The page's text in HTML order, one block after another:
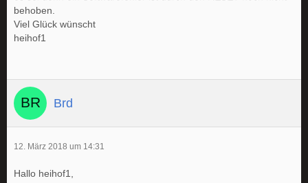
behoben.
Viel Glück wünscht
heihof1
Brd
12. März 2018 um 14:31
Hallo heihof1,